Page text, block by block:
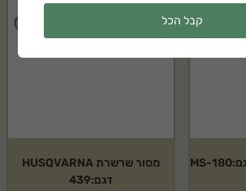
מסור שרשרת HUSQVARNA
דגם:439
קבל הכל